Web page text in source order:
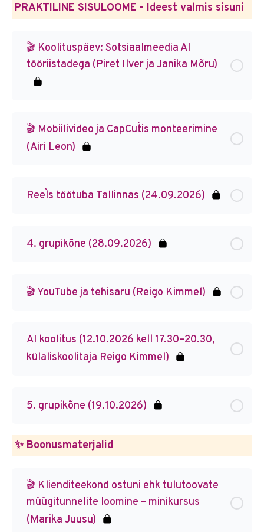
PRAKTILINE SISULOOME - Ideest valmis sisuni
🎬 Koolituspäev: Sotsiaalmeedia AI
tööriistadega (Piret Ilver ja Janika Mõru)
🎬 Mobiilivideo ja CapCut`is monteerimine
(Airi Leon)
Reel`s töötuba Tallinnas (24.09.2026)
4. grupikõne (28.09.2026)
🎬 YouTube ja tehisaru (Reigo Kimmel)
AI koolitus (12.10.2026 kell 17.30–20.30,
külaliskoolitaja Reigo Kimmel)
5. grupikõne (19.10.2026)
✨ Boonusmaterjalid
🎬 Klienditeekond ostuni ehk tulutoovate
müügitunnelite loomine – minikursus
(Marika Juusu)